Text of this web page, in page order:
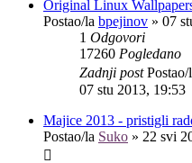
Original Linux
Postao/la bpejinov » 07
1 Odgovori
17260 Pogledano
Zadnji postPostao/
07 stu 2013, 19:53
Majice 2013 - pristigli
Postao/la Suko » 22 svi